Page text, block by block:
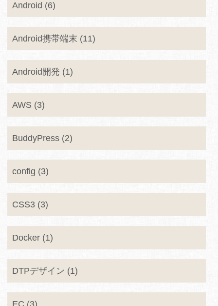
Android (6)
Android携帯端末 (11)
Android開発 (1)
AWS (3)
BuddyPress (2)
config (3)
CSS3 (3)
Docker (1)
DTPデザイン (1)
EC (3)